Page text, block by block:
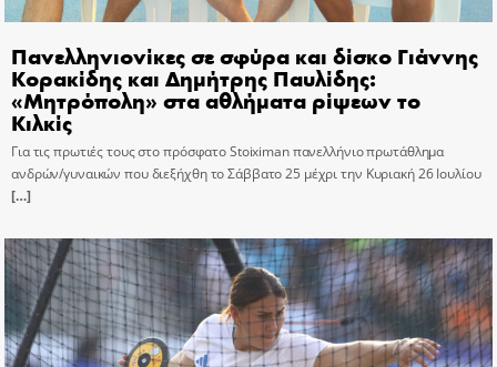
Πανελληνιονίκες σε σφύρα και δίσκο Γιάννης
Κορακίδης και Δημήτρης Παυλίδης:
«Μητρόπολη» στα αθλήματα ρίψεων το
Κιλκίς
Για τις πρωτιές τους στο πρόσφατο Stoiximan πανελλήνιο πρωτάθλημα
ανδρών/γυναικών που διεξήχθη το Σάββατο 25 μέχρι την Κυριακή 26 Ιουλίου
[…]